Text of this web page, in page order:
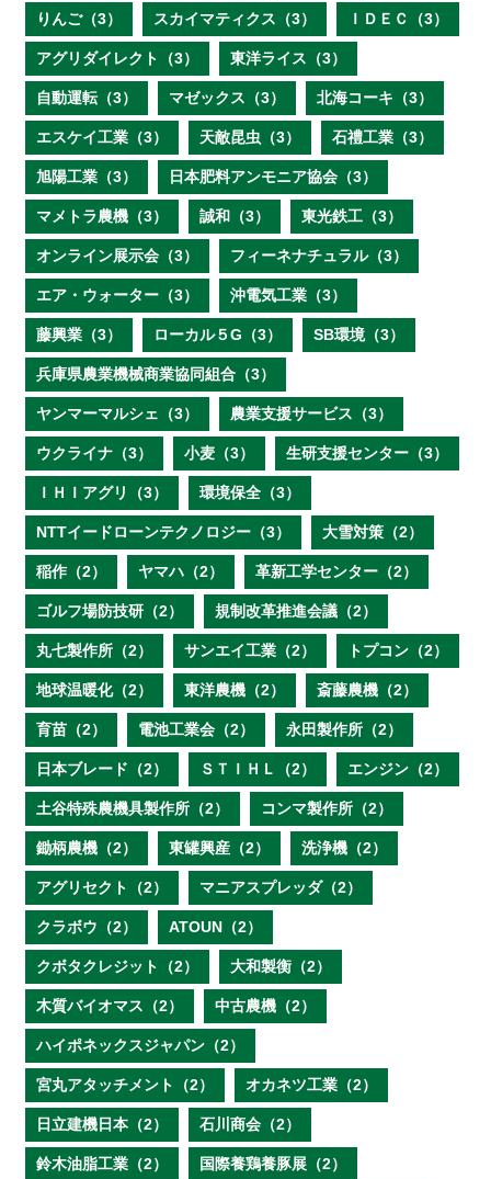
りんご（3） スカイマティクス（3） ＩＤＥＣ（3）
アグリダイレクト（3） 東洋ライス（3）
自動運転（3） マゼックス（3） 北海コーキ（3）
エスケイ工業（3） 天敵昆虫（3） 石禮工業（3）
旭陽工業（3） 日本肥料アンモニア協会（3）
マメトラ農機（3） 誠和（3） 東光鉄工（3）
オンライン展示会（3） フィーネナチュラル（3）
エア・ウォーター（3） 沖電気工業（3）
藤興業（3） ローカル５G（3） SB環境（3）
兵庫県農業機械商業協同組合（3）
ヤンマーマルシェ（3） 農業支援サービス（3）
ウクライナ（3） 小麦（3） 生研支援センター（3）
ＩＨＩアグリ（3） 環境保全（3）
NTTイードローンテクノロジー（3） 大雪対策（2）
稲作（2） ヤマハ（2） 革新工学センター（2）
ゴルフ場防技研（2） 規制改革推進会議（2）
丸七製作所（2） サンエイ工業（2） トプコン（2）
地球温暖化（2） 東洋農機（2） 斎藤農機（2）
育苗（2） 電池工業会（2） 永田製作所（2）
日本ブレード（2） ＳＴＩＨＬ（2） エンジン（2）
土谷特殊農機具製作所（2） コンマ製作所（2）
鋤柄農機（2） 東罐興産（2） 洗浄機（2）
アグリセクト（2） マニアスプレッダ（2）
クラボウ（2） ATOUN（2）
クボタクレジット（2） 大和製衡（2）
木質バイオマス（2） 中古農機（2）
ハイポネックスジャパン（2）
宮丸アタッチメント（2） オカネツ工業（2）
日立建機日本（2） 石川商会（2）
鈴木油脂工業（2） 国際養鶏養豚展（2）